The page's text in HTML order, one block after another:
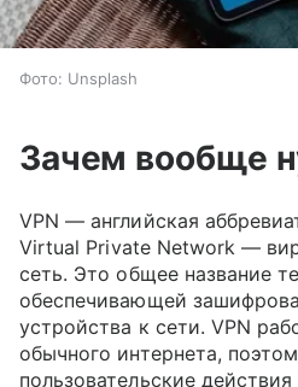
Фото: Unsplash
Зачем вообще
VPN — английская
Virtual Private Network —
сеть. Это общее название
обеспечивающей
устройства к сети. VPN
обычного интернета,
пользовательские